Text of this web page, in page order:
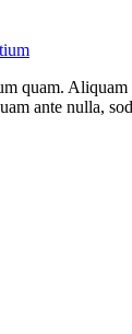
quam.
ante nulla,